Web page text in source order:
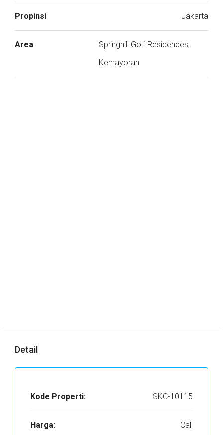
Propinsi Jakarta
Area
Springhill Golf Residences,
Kemayoran
Detail
Kode Properti: SKC-10115
Harga: Call